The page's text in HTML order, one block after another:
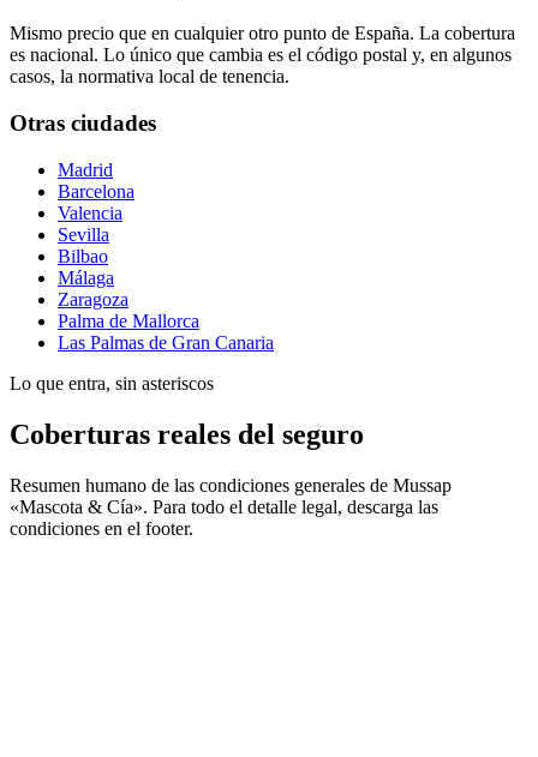
Mismo precio que en cualquier otro punto de España. La cobertura
es nacional. Lo único que cambia es el código postal y, en algunos
casos, la normativa local de tenencia.
Otras ciudades
Madrid
Barcelona
Valencia
Sevilla
Bilbao
Málaga
Zaragoza
Palma de Mallorca
Las Palmas de Gran Canaria
Lo que entra, sin asteriscos
Coberturas reales del seguro
Resumen humano de las condiciones generales de Mussap
«Mascota & Cía». Para todo el detalle legal, descarga las
condiciones en el footer.